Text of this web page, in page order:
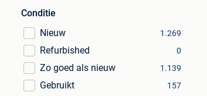
Conditie
Nieuw
1.269
Refurbished 0
Zo goed als nieuw 1.139
Gebruikt 157